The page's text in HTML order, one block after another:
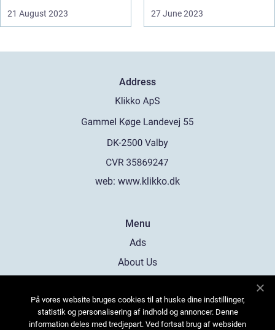
vigtighe...
21 August 2023
...
27 June 2023
Address
web: www.klikko.dk
Menu
Ads
About Us
Contact
Sitemap
På vores website bruges cookies til at huske dine indstillinger,
statistik og personalisering af indhold og annoncer. Denne
information deles med tredjepart. Ved fortsat brug af websiden